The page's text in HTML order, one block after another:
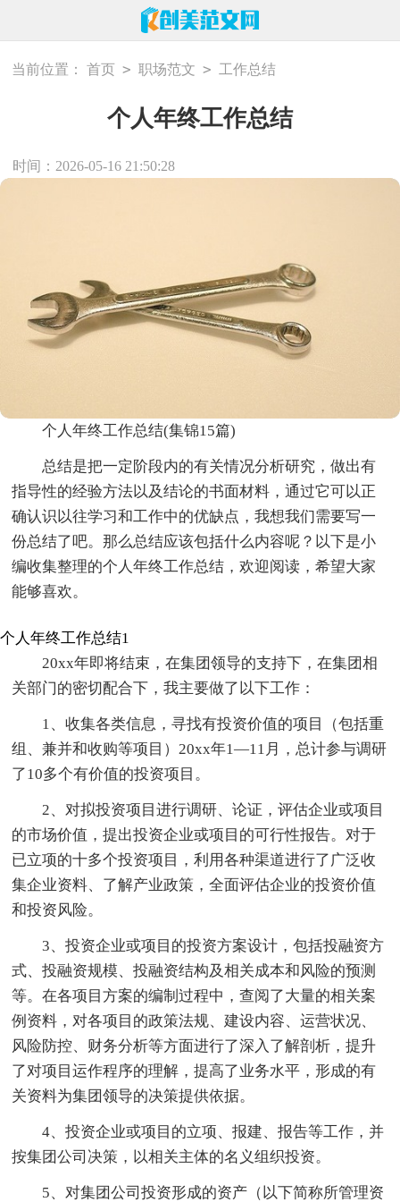
当前位置： 首页 > 职场范文 > 工作总结
个人年终工作总结
时间：2026-05-16 21:50:28
个人年终工作总结(集锦15篇)
总结是把一定阶段内的有关情况分析研究，做出有
指导性的经验方法以及结论的书面材料，通过它可以正
确认识以往学习和工作中的优缺点，我想我们需要写一
份总结了吧。那么总结应该包括什么内容呢？以下是小
编收集整理的个人年终工作总结，欢迎阅读，希望大家
能够喜欢。
个人年终工作总结1
20xx年即将结束，在集团领导的支持下，在集团相
关部门的密切配合下，我主要做了以下工作：
1、收集各类信息，寻找有投资价值的项目（包括重
组、兼并和收购等项目）20xx年1—11月，总计参与调研
了10多个有价值的投资项目。
2、对拟投资项目进行调研、论证，评估企业或项目
的市场价值，提出投资企业或项目的可行性报告。对于
已立项的十多个投资项目，利用各种渠道进行了广泛收
集企业资料、了解产业政策，全面评估企业的投资价值
和投资风险。
3、投资企业或项目的投资方案设计，包括投融资方
式、投融资规模、投融资结构及相关成本和风险的预测
等。在各项目方案的编制过程中，查阅了大量的相关案
例资料，对各项目的政策法规、建设内容、运营状况、
风险防控、财务分析等方面进行了深入了解剖析，提升
了对项目运作程序的理解，提高了业务水平，形成的有
关资料为集团领导的决策提供依据。
4、投资企业或项目的立项、报建、报告等工作，并
按集团公司决策，以相关主体的名义组织投资。
5、对集团公司投资形成的资产（以下简称所管理资